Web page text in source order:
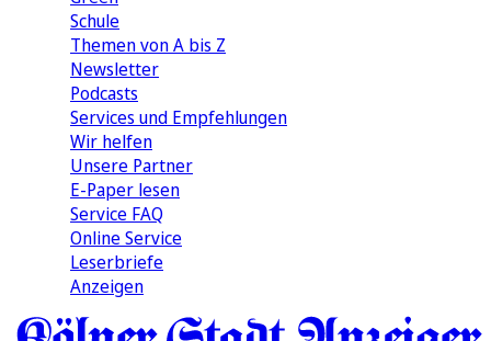
Schule
Themen von A bis Z
Newsletter
Podcasts
Services und Empfehlungen
Wir helfen
Unsere Partner
E-Paper lesen
Service FAQ
Online Service
Leserbriefe
Anzeigen